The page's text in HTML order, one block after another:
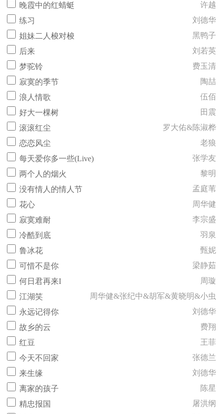
晚霞中的红蜻蜓
许越
练习
刘德华
姐妹二人梭对梭
黑鸭子
后来
刘若英
梦驼铃
费玉清
寂寞的季节
陶喆
浪人情歌
伍佰
好大一棵树
田震
滚滚红尘
罗大佑&陈淑桦
恋恋风尘
老狼
每天爱你多一些(Live)
张学友
两个人的烟火
黎明
没有情人的情人节
孟庭苇
花心
周华健
寂寞难耐
李宗盛
冷酷到底
羽泉
鲁冰花
甄妮
可惜不是你
梁静茹
何日君再来I
周璇
江湖笑
周华健&张纪中&胡军&黄晓明&小虫
永远记得你
刘德华
故乡的云
费翔
红豆
王菲
今天不回家
张德兰
来生缘
刘德华
离家的孩子
陈星
精忠报国
屠洪纲